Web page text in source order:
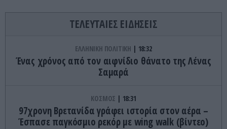
ΤΕΛΕΥΤΑΙΕΣ ΕΙΔΗΣΕΙΣ
ΕΛΛΗΝΙΚΗ ΠΟΛΙΤΙΚΗ 18:32
Ένας χρόνος από τον αιφνίδιο θάνατο της Λένας
Σαμαρά
ΚΟΣΜΟΣ 18:31
97χρονη Βρετανίδα γράφει ιστορία στον αέρα –
Έσπασε παγκόσμιο ρεκόρ με wing walk (βίντεο)